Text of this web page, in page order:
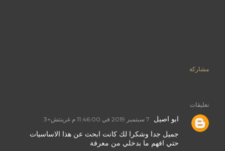
مشاركة
تعليقات
ابو اصيل 7 سبتمبر 2019 في 11:46:00 م غرينتش+3
جميل جدا وشكرا لك كانت ابحث عن هذا الاساسيات
حتي افهم ما بدخلي من معرفة